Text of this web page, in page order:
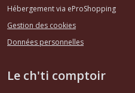
Hébergement via eProShopping
Gestion des cookies
Données personnelles
Le ch'ti comptoir